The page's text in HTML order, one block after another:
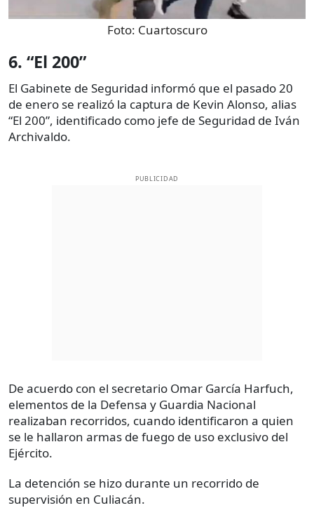
Foto: Cuartoscuro
6. “El 200”
El Gabinete de Seguridad informó que el pasado 20
de enero se realizó la captura de Kevin Alonso, alias
“El 200”, identificado como jefe de Seguridad de Iván
Archivaldo.
PUBLICIDAD
De acuerdo con el secretario Omar García Harfuch,
elementos de la Defensa y Guardia Nacional
realizaban recorridos, cuando identificaron a quien
se le hallaron armas de fuego de uso exclusivo del
Ejército.
La detención se hizo durante un recorrido de
supervisión en Culiacán.